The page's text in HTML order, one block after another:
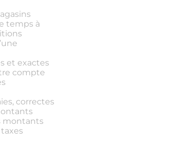
temps à
et exactes
compte
correctes
montants